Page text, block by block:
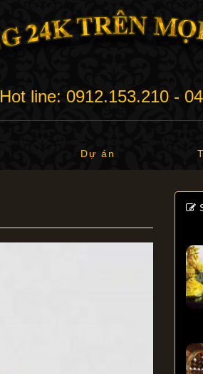
Hot line: 0912.153.210 -
Dự án